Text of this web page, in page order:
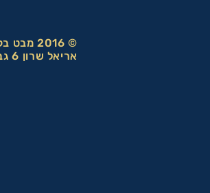
© 2016 מבט בקליק בע"מ
אריאל שרון 6 גבעתיים